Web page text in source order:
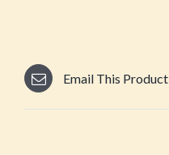
Email This Product